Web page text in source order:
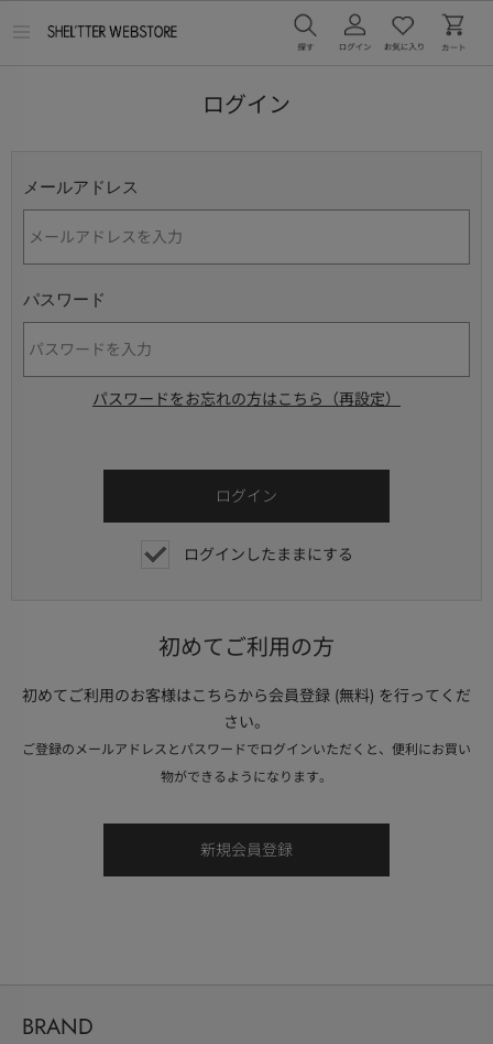
ログイン
メールアドレス
パスワード
パスワードをお忘れの方はこちら（再設定）
ログインしたままにする
初めてご利用の方
初めてご利用のお客様はこちらから会員登録 (無料) を行ってくだ
さい。
ご登録のメールアドレスとパスワードでログインいただくと、便利にお買い
物ができるようになります。
BRAND